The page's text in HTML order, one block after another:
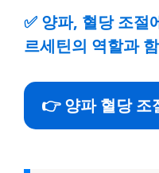
✅ 양파, 혈당 조절
르세틴의 역할과
👉 양파 혈당 조